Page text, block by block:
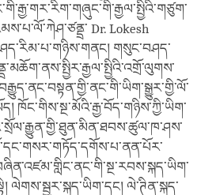
Dr. Lokesh
གསུང་བཤད་
ཁོང་གིས་སྔ་མོའི་རྒྱ་བོད་གཉིས་ཀྱི་ཡིག་
ལེགས་སྦྱར་སྐད་ཡིག་དང། ལེ་ཊིན་སྐད་